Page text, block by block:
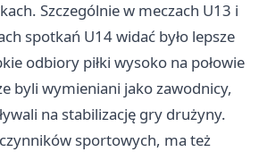
Szczególnie w meczach U13 i
spotkań U14 widać było lepsze
odbiory piłki wysoko na połowie
byli wymieniani jako zawodnicy,
na stabilizację gry drużyny.
sportowych, ma też